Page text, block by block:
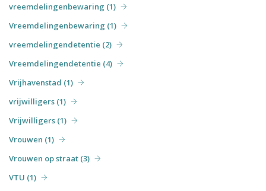
vreemdelingenbewaring (1)
Vreemdelingenbewaring (1)
vreemdelingendetentie (2)
Vreemdelingendetentie (4)
Vrijhavenstad (1)
vrijwilligers (1)
Vrijwilligers (1)
Vrouwen (1)
Vrouwen op straat (3)
VTU (1)